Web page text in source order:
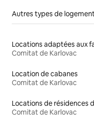
Autres types de
Comitat de Karlovac
Location de cabanes
Comitat de Karlovac
Comitat de Karlovac